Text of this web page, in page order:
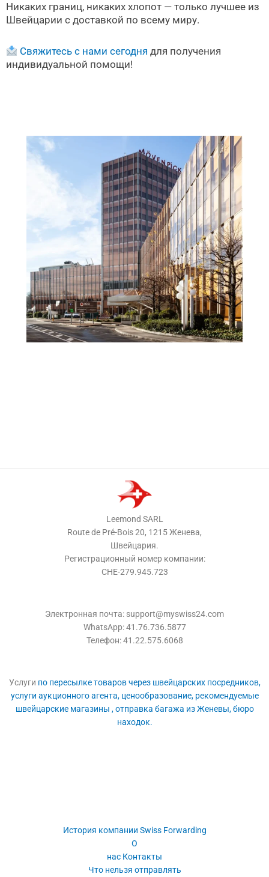
Никаких границ, никаких хлопот — только лучшее из
Швейцарии с доставкой по всему миру.
Свяжитесь с нами сегодня для получения
индивидуальной помощи!
Leemond SARL
Route de Pré-Bois 20, 1215 Женева,
Швейцария.
Регистрационный номер компании:
CHE-279.945.723
Электронная почта: support@myswiss24.com
WhatsApp: 41.76.736.5877
Телефон: 41.22.575.6068
Услуги по пересылке товаров через швейцарских посредников,
услуги аукционного агента, ценообразование, рекомендуемые
швейцарские магазины , отправка багажа из Женевы, бюро
находок.
История компании Swiss Forwarding
О
нас Контакты
Что нельзя отправлять